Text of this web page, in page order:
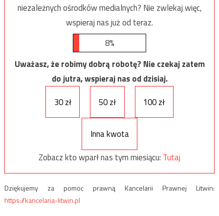
niezależnych ośrodków medialnych? Nie zwlekaj więc,
wspieraj nas już od teraz.
8%
Uważasz, że robimy dobrą robotę? Nie czekaj zatem
do jutra, wspieraj nas od dzisiaj.
30 zł
50 zł 100 zł
Inna kwota
Zobacz kto wparł nas tym miesiącu: Tutaj
Dziękujemy za pomoc prawną Kancelarii Prawnej Litwin:
https://kancelaria-litwin.pl